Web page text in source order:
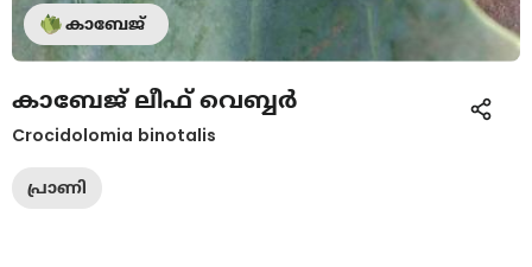
കാബേജ്
കാബേജ് ലീഫ് വെബ്ബർ
Crocidolomia binotalis
പ്രാണി